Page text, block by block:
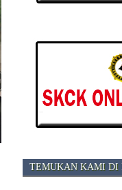
TEMUKAN KAMI DI